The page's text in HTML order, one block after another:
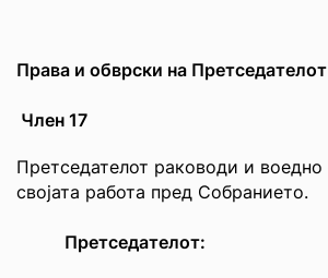
Права и обврски на Претседателот
Член 17
Претседателот раководи и воедно
својата работа пред Собранието.
Претседателот: